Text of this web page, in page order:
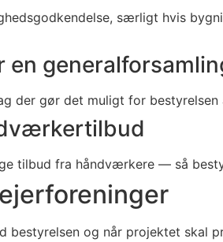
særligt hvis
der gør det muligt for
tilbud fra håndværkere — så
og når projektet skal